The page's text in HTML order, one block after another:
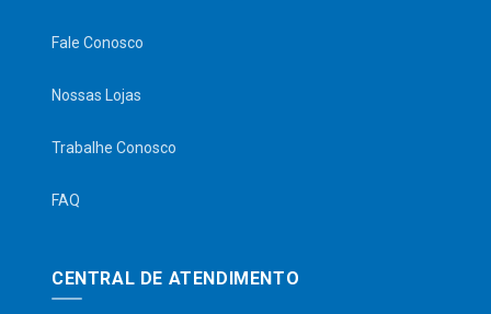
Fale Conosco
Nossas Lojas
Trabalhe Conosco
FAQ
CENTRAL DE ATENDIMENTO